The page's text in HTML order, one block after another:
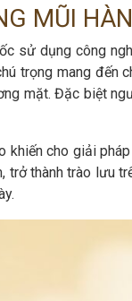
MŨI
sử dụng công
trọng mang đến
mặt. Đặc biệt
khiến cho giải pháp
trở thành trào lưu